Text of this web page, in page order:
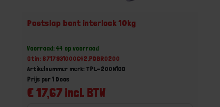
Poetslap bont interlock 10kg
Voorraad: 44 op voorraad
Gtin: 8717931000642,PDBR0200
Artikelnummer merk: TPL-200N10D
€ 17,67 incl. BTW
Prijs per 1 Doos